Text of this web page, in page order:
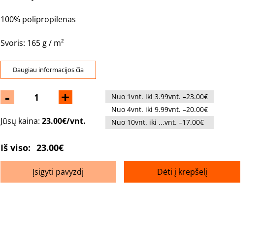
100% polipropilenas
Svoris: 165 g / m²
Daugiau informacijos čia
- +
Jūsų kaina: 23.00€/vnt.
Nuo 1vnt. iki 3.99vnt. –23.00€
Nuo 4vnt. iki 9.99vnt. –20.00€
Nuo 10vnt. iki ...vnt. –17.00€
Iš viso: 23.00€
Įsigyti pavyzdį Dėti į krepšelį